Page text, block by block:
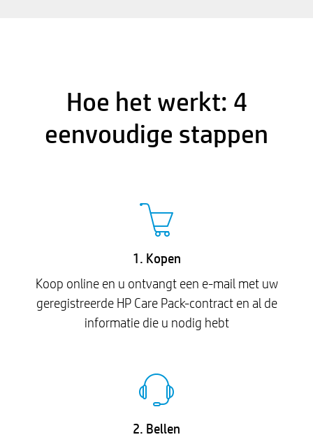
Hoe het werkt: 4
eenvoudige stappen
1. Kopen
Koop online en u ontvangt een e-mail met uw
geregistreerde HP Care Pack-contract en al de
informatie die u nodig hebt
2. Bellen